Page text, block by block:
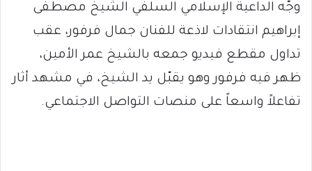
وجّه الداعية الإسلامي السلفي الشيخ مصطفى
إبراهيم انتقادات لاذعة للفنان جمال فرفور، عقب
تداول مقطع فيديو جمعه بالشيخ عمر الأمين،
ظهر فيه فرفور وهو يقبّل يد الشيخ، في مشهد أثار
تفاعلاً واسعاً على منصات التواصل الاجتماعي.